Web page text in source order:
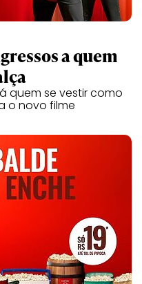
a quem
quem se vestir como
o novo filme